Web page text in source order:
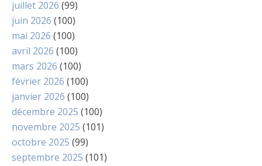
juillet 2026 (99)
juin 2026 (100)
mai 2026 (100)
avril 2026 (100)
mars 2026 (100)
février 2026 (100)
janvier 2026 (100)
décembre 2025 (100)
novembre 2025 (101)
octobre 2025 (99)
septembre 2025 (101)